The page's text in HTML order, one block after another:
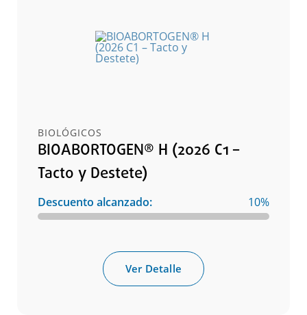
BIOLÓGICOS
BIOABORTOGEN® H (2026 C1 –
Tacto y Destete)
Descuento alcanzado: 10%
Ver Detalle